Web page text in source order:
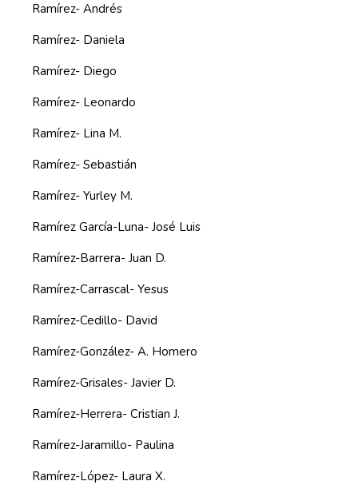
Ramírez- Andrés
Ramírez- Daniela
Ramírez- Diego
Ramírez- Leonardo
Ramírez- Lina M.
Ramírez- Sebastián
Ramírez- Yurley M.
Ramírez García-Luna- José Luis
Ramírez-Barrera- Juan D.
Ramírez-Carrascal- Yesus
Ramírez-Cedillo- David
Ramírez-González- A. Homero
Ramírez-Grisales- Javier D.
Ramírez-Herrera- Cristian J.
Ramírez-Jaramillo- Paulina
Ramírez-López- Laura X.